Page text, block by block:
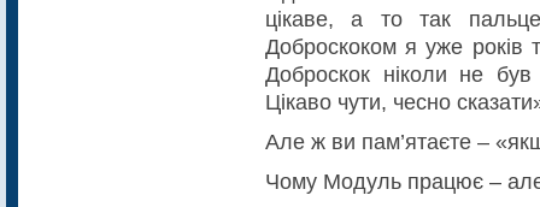
цікаве, а то так
Доброскоком я уже років
Доброскок ніколи не
Цікаво чути, чесно
Але ж ви пам’ятаєте –
Чому Модуль працює – але